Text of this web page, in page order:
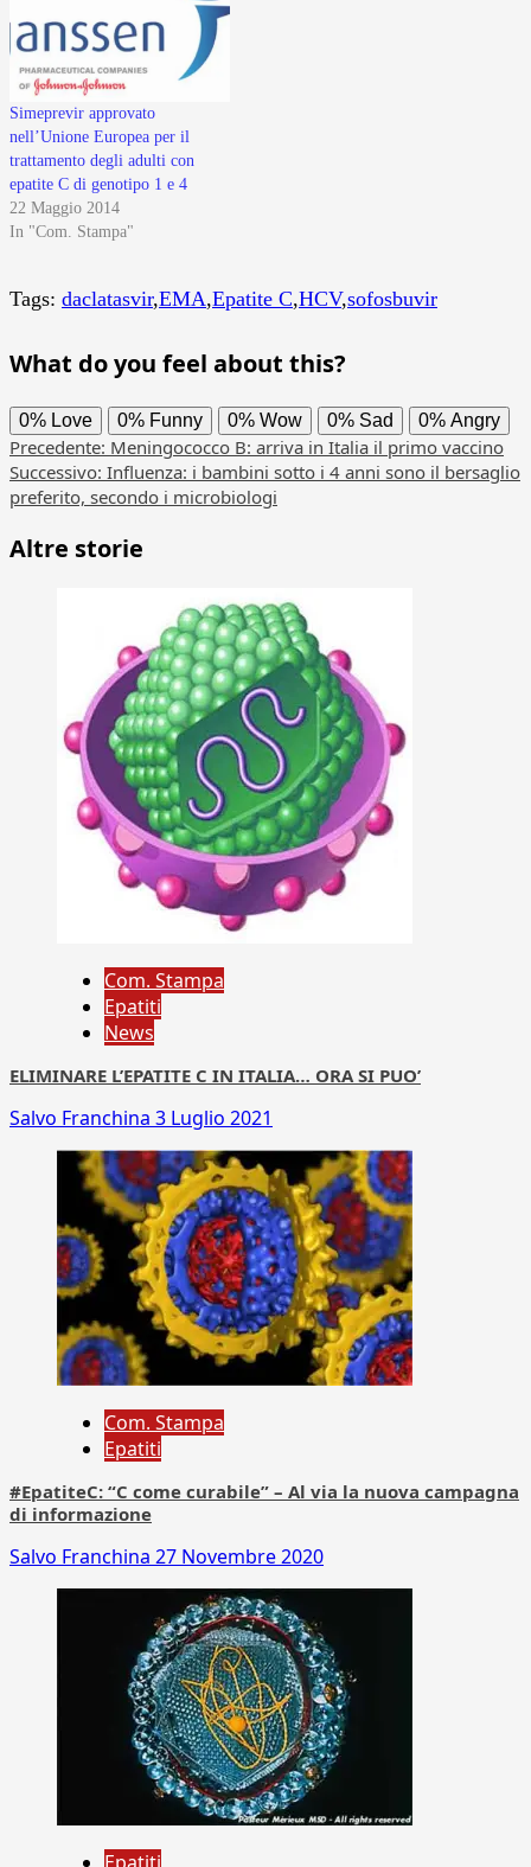
Simeprevir approvato
nell’Unione Europea per il
trattamento degli adulti con
epatite C di genotipo 1 e 4
22 Maggio 2014
In "Com. Stampa"
Tags: daclatasvir,EMA,Epatite C,HCV,sofosbuvir
What do you feel about this?
0% Love 0% Funny 0% Wow 0% Sad 0% Angry
Navigazione
articolo
Precedente: Meningococco B: arriva in Italia il primo vaccino
Successivo: Influenza: i bambini sotto i 4 anni sono il bersaglio
preferito, secondo i microbiologi
Altre storie
Com. Stampa
Epatiti
News
ELIMINARE L’EPATITE C IN ITALIA… ORA SI PUO’
Salvo Franchina 3 Luglio 2021
Com. Stampa
Epatiti
#EpatiteC: “C come curabile” – Al via la nuova campagna
di informazione
Salvo Franchina 27 Novembre 2020